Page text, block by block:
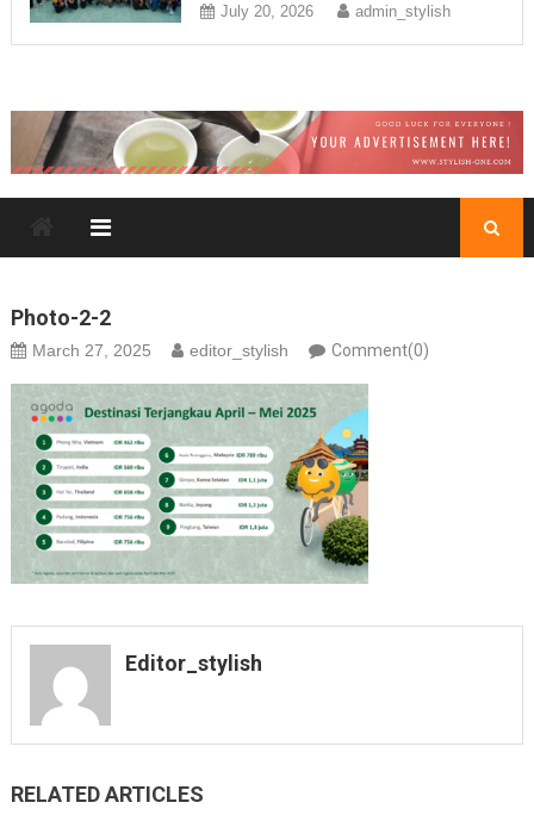
July 20, 2026 admin_stylish
Photo-2-2
March 27, 2025 editor_stylish Comment(0)
Editor_stylish
RELATED ARTICLES